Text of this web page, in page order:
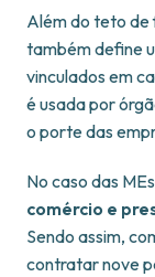
Além do teto de
também define
vinculados em
é usada por
o porte das
No caso das
comércio e
Sendo assim,
contratar nove